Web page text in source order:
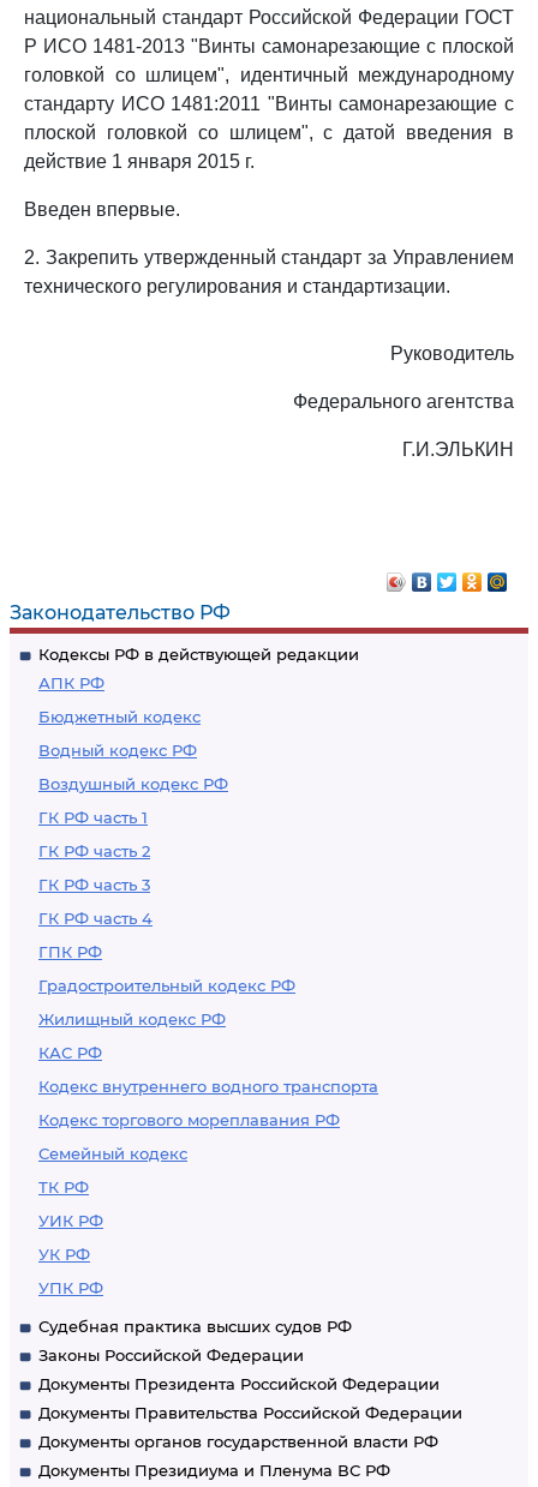
Законодательство РФ
Кодексы РФ в действующей редакции
АПК РФ
Бюджетный кодекс
Водный кодекс РФ
Воздушный кодекс РФ
ГК РФ часть 1
ГК РФ часть 2
ГК РФ часть 3
ГК РФ часть 4
ГПК РФ
Градостроительный кодекс РФ
Жилищный кодекс РФ
КАС РФ
Кодекс внутреннего водного транспорта
Кодекс торгового мореплавания РФ
Семейный кодекс
ТК РФ
УИК РФ
УК РФ
УПК РФ
Судебная практика высших судов РФ
Законы Российской Федерации
Документы Президента Российской Федерации
Документы Правительства Российской Федерации
Документы органов государственной власти РФ
Документы Президиума и Пленума ВС РФ
национальный стандарт Российской Федерации ГОСТ
Р ИСО 1481-2013 "Винты самонарезающие с плоской
головкой со шлицем", идентичный международному
стандарту ИСО 1481:2011 "Винты самонарезающие с
плоской головкой со шлицем", с датой введения в
действие 1 января 2015 г.
Введен впервые.
2. Закрепить утвержденный стандарт за Управлением
технического регулирования и стандартизации.
Руководитель
Федерального агентства
Г.И.ЭЛЬКИН